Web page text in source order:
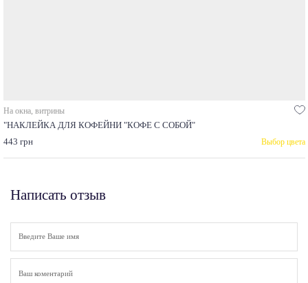
На окна, витрины
"НАКЛЕЙКА ДЛЯ КОФЕЙНИ "КОФЕ С СОБОЙ"
443 грн
Выбор цвета
Написать отзыв